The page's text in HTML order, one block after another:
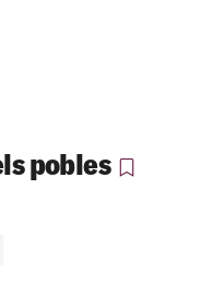
pobles